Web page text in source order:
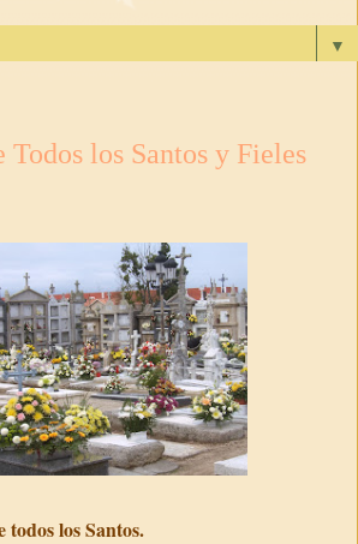
▼
Todos los Santos y Fieles
todos los Santos.